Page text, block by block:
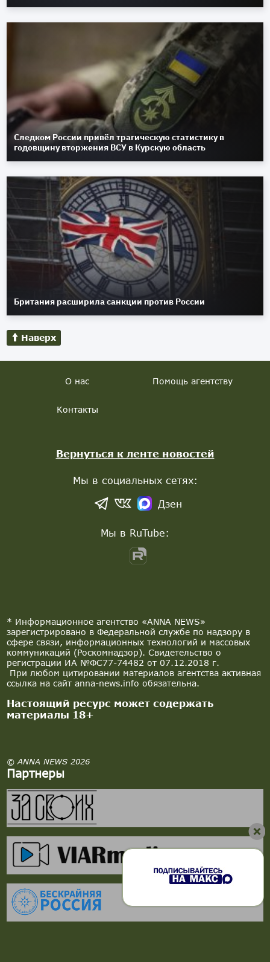
Следком России привёл трагическую статистику в
годовщину вторжения ВСУ в Курскую область
Британия расширила санкции против России
Наверх
* Информационное агентство «ANNA NEWS»
зарегистрировано в Федеральной службе по надзору в
сфере связи, информационных технологий и массовых
коммуникаций (Роскомнадзор). Свидетельство о
регистрации ИА №ФС77-74482 от 07.12.2018 г.
При любом цитировании материалов агентства активная
ссылка на сайт anna-news.info обязательна.
Настоящий ресурс может содержать
материалы 18+
© ANNA NEWS 2026
Партнеры
О нас Помощь агентству
Контакты
Вернуться к ленте новостей
Мы в социальных сетях:
Дзен
Мы в RuTube: